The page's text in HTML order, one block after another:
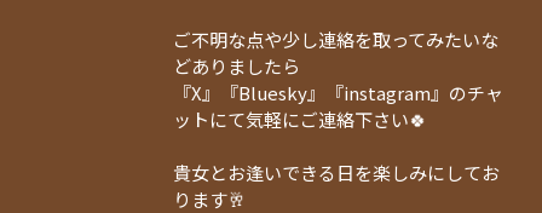
ご不明な点や少し連絡を取ってみたいな
どありましたら
『X』『Bluesky』『instagram』のチャ
ットにて気軽にご連絡下さい🍀
貴女とお逢いできる日を楽しみにしてお
ります🥂